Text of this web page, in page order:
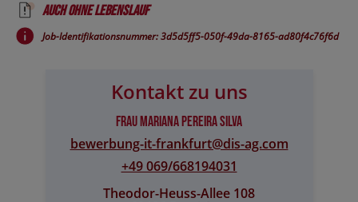
Auch ohne Lebenslauf
Job-Identifikationsnummer: 3d5d5ff5-050f-49da-8165-ad80f4c76f6d
Kontakt zu uns
Frau Mariana Pereira Silva
bewerbung-it-frankfurt@​dis-ag.com
+49 069/668194031
Theodor-Heuss-Allee 108